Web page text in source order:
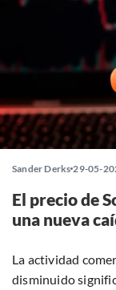
Sander Derks 29-05-
El precio de
una nueva
La actividad
disminuido